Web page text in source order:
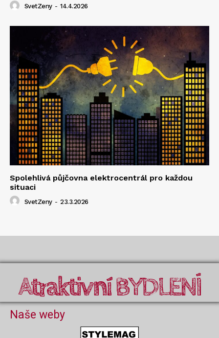
SvetZeny - 14.4.2026
Spolehlivá půjčovna elektrocentrál pro každou
situaci
SvetZeny - 23.3.2026
Atraktivní BYDLENÍ
Naše weby